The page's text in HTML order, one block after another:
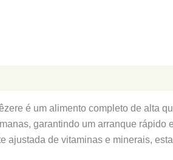
é um alimento completo de alta
garantindo um arranque rápido
ajustada de vitaminas e minerais,